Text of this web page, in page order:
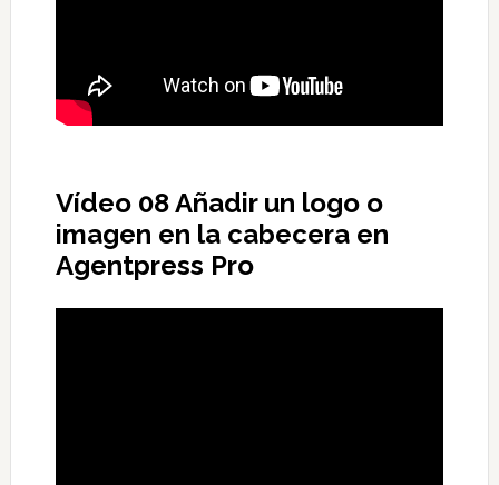
Vídeo 08 Añadir un logo o
imagen en la cabecera en
Agentpress Pro